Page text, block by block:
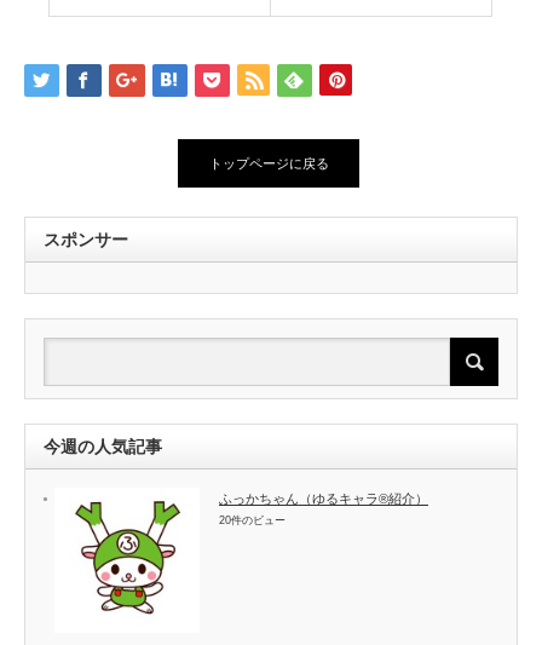
トップページに戻る
スポンサー
今週の人気記事
ふっかちゃん（ゆるキャラ®紹介）
20件のビュー